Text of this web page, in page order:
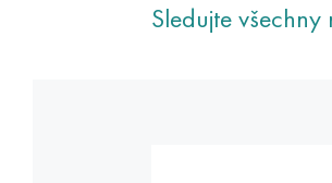
Sledujte všechny